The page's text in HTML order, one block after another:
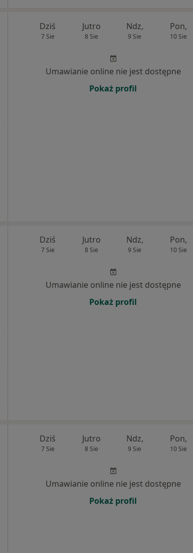
Dziś
7 Sie
Jutro
8 Sie
Ndz,
9 Sie
Pon,
10 Sie
Umawianie online nie jest dostępne
Pokaż profil
Dziś
7 Sie
Jutro
8 Sie
Ndz,
9 Sie
Pon,
10 Sie
Umawianie online nie jest dostępne
Pokaż profil
Dziś
7 Sie
Jutro
8 Sie
Ndz,
9 Sie
Pon,
10 Sie
Umawianie online nie jest dostępne
Pokaż profil